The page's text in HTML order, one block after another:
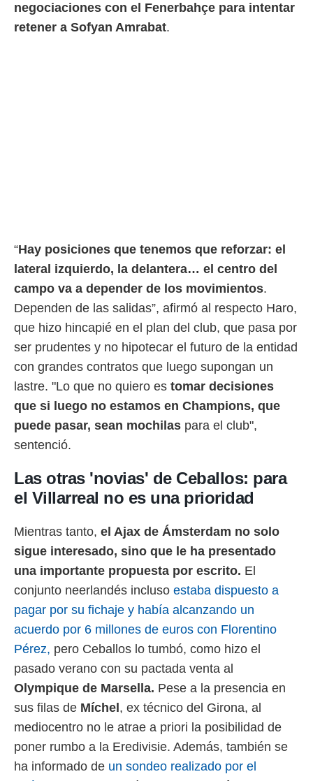
negociaciones con el Fenerbahçe para intentar
retener a Sofyan Amrabat.
“Hay posiciones que tenemos que reforzar: el
lateral izquierdo, la delantera… el centro del
campo va a depender de los movimientos.
Dependen de las salidas”, afirmó al respecto Haro,
que hizo hincapié en el plan del club, que pasa por
ser prudentes y no hipotecar el futuro de la entidad
con grandes contratos que luego supongan un
lastre. "Lo que no quiero es tomar decisiones
que si luego no estamos en Champions, que
puede pasar, sean mochilas para el club",
sentenció.
Las otras 'novias' de Ceballos: para
el Villarreal no es una prioridad
Mientras tanto, el Ajax de Ámsterdam no solo
sigue interesado, sino que le ha presentado
una importante propuesta por escrito. El
conjunto neerlandés incluso estaba dispuesto a
pagar por su fichaje y había alcanzando un
acuerdo por 6 millones de euros con Florentino
Pérez, pero Ceballos lo tumbó, como hizo el
pasado verano con su pactada venta al
Olympique de Marsella. Pese a la presencia en
sus filas de Míchel , ex técnico del Girona, al
mediocentro no le atrae a priori la posibilidad de
poner rumbo a la Eredivisie. Además, también se
ha informado de un sondeo realizado por el